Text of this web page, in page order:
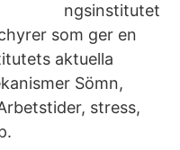
ngsinstitutet
som ger en
aktuella
Sömn,
stress,